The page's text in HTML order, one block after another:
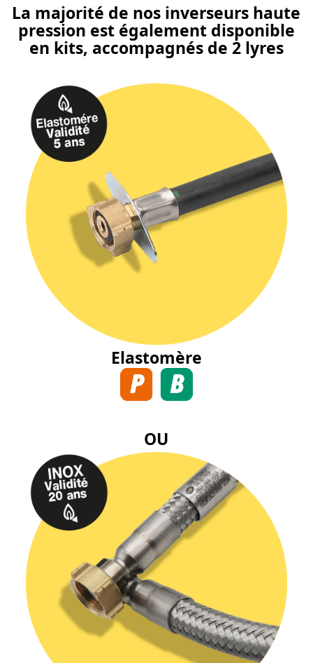
La majorité de nos inverseurs haute
pression est également disponible
en kits, accompagnés de 2 lyres
Elastomère
OU